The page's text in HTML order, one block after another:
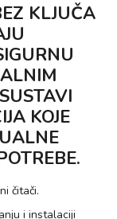
KLJUČA
KOJE
čitači.
i instalaciji